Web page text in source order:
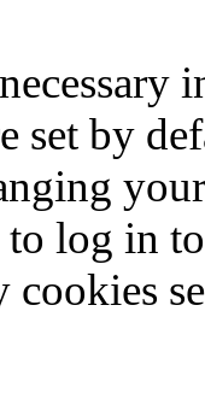
set by
to log in
cookies